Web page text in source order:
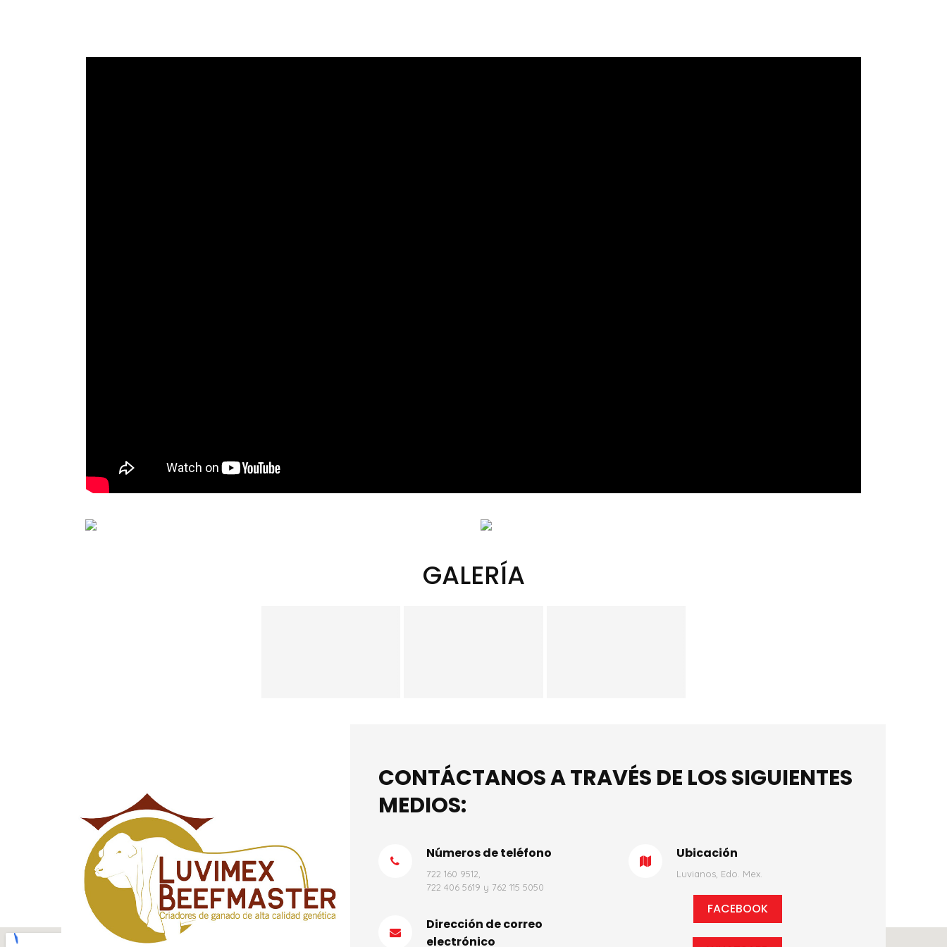
GALERÍA
CONTÁCTANOS A TRAVÉS DE LOS SIGUIENTES
MEDIOS:
Números de teléfono
722 160 9512,
722 406 5619 y 762 115 5050
Dirección de correo
electrónico
Ubicación
Luvianos, Edo. Mex.
FACEBOOK